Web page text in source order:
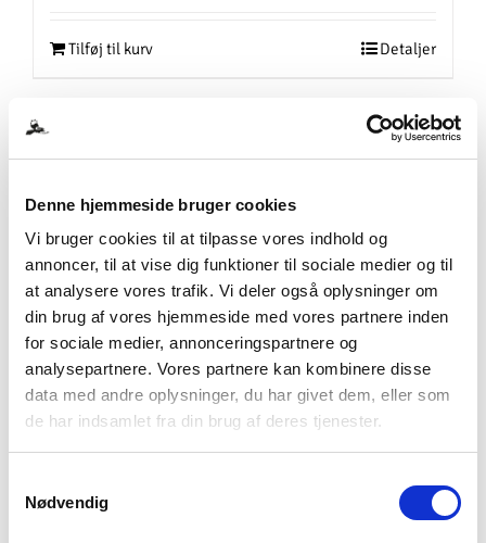
Denne hjemmeside bruger cookies
Vi bruger cookies til at tilpasse vores indhold og
annoncer, til at vise dig funktioner til sociale medier og til
at analysere vores trafik. Vi deler også oplysninger om
din brug af vores hjemmeside med vores partnere inden
for sociale medier, annonceringspartnere og
analysepartnere. Vores partnere kan kombinere disse
data med andre oplysninger, du har givet dem, eller som
de har indsamlet fra din brug af deres tjenester.
Nødvendig
Tilføj til kurv Detaljer
Folder/FAQ: STU – særligt tilrettelagt
uddannelse
Detaljer